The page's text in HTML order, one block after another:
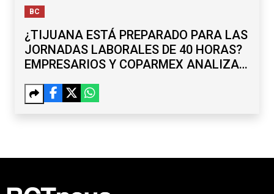
BC
¿TIJUANA ESTÁ PREPARADO PARA LAS
JORNADAS LABORALES DE 40 HORAS?
EMPRESARIOS Y COPARMEX ANALIZAN